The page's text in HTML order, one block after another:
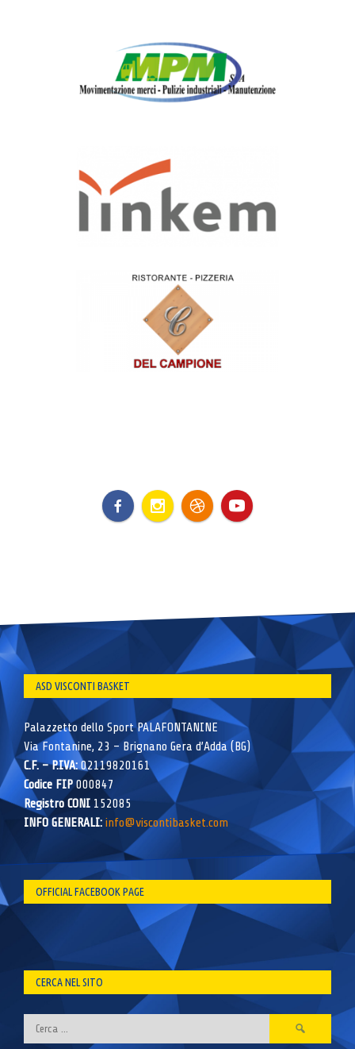
ASD VISCONTI BASKET
Palazzetto dello Sport PALAFONTANINE
Via Fontanine, 23 – Brignano Gera d’Adda (BG)
C.F. – P.IVA:02119820161
Codice FIP000847
Registro CONI 152085
INFO GENERALI: info@viscontibasket.com
OFFICIAL FACEBOOK PAGE
CERCA NEL SITO
Ricerca
per: